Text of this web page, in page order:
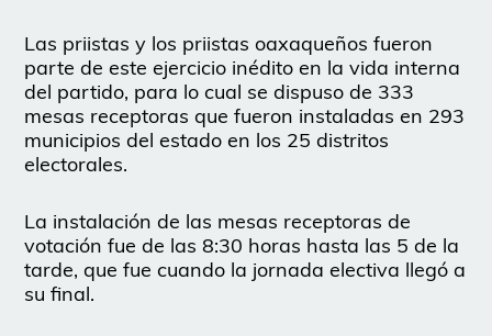
Las priistas y los priistas oaxaqueños fueron
parte de este ejercicio inédito en la vida interna
del partido, para lo cual se dispuso de 333
mesas receptoras que fueron instaladas en 293
municipios del estado en los 25 distritos
electorales.
La instalación de las mesas receptoras de
votación fue de las 8:30 horas hasta las 5 de la
tarde, que fue cuando la jornada electiva llegó a
su final.